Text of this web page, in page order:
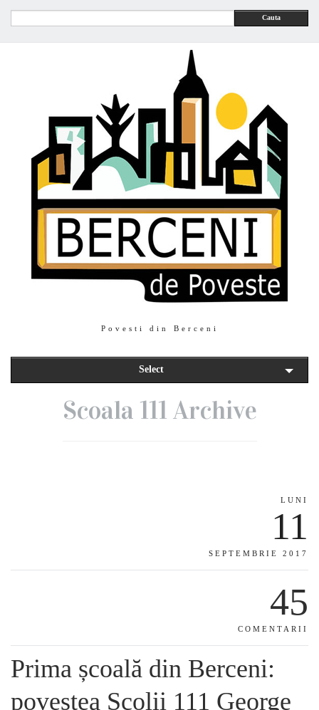
Cauta
Povesti din Berceni
Select
Scoala 111 Archive
LUNI
11
SEPTEMBRIE 2017
45
COMENTARII
Prima școală din Berceni:
povestea Școlii 111 George